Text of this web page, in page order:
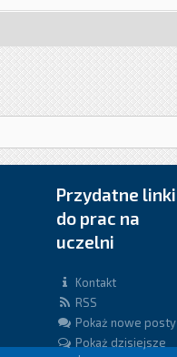
Przydatne linki
do prac na
uczelni
Kontakt
RSS
Pokaż nowe posty
Pokaż dzisiejsze